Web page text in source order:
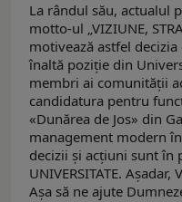
La rândul său, actualul
motto-ul „VIZIUNE,
motivează astfel
înaltă poziție din
membri ai comunității
candidatura pentru
«Dunărea de Jos» din
management modern
decizii și acțiuni sunt în
UNIVERSITATE.
Așa să ne ajute